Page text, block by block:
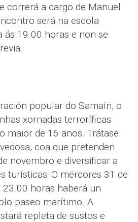
correrá a cargo de Manuel
será na escola
ás 19.00 horas e non se
popular do Samaín, o
xornadas terroríficas
maior de 16 anos. Trátase
coa que pretenden
novembro e diversificar a
turísticas: O mércores 31 de
horas haberá un
paseo marítimo. A
repleta de sustos e